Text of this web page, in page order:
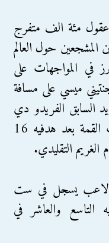
مئة الف متفرج
حول العالم
في المواجهات على
ميسي على مسافة
الفريدو دي
ستيفانو متصدر قائمة هدافي لقاءات القمة بعد هدفيه 16
لاعب يسجل في ست
التاسع والعاشر في